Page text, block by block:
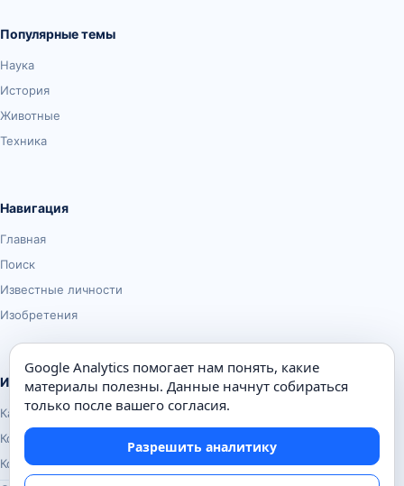
Популярные темы
Наука
История
Животные
Техника
Навигация
Главная
Поиск
Известные личности
Изобретения
Информация
Карта сайта
Контакты
Конфиденциальность
Google Analytics помогает нам понять, какие
материалы полезны. Данные начнут собираться
только после вашего согласия.
Разрешить аналитику